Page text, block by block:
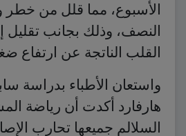
الأسبوع، مما قلل من خطر
النصف، وذلك بجانب تقليل
القلب الناتجة عن ارتفاع
واستعان الأطباء بدراسة
هارفارد أكدت أن رياضة
السلالم جميعها تحارب